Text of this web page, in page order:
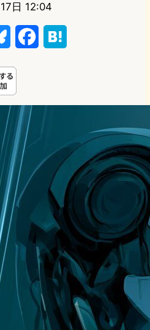
日 12:04
u
e
s
k
y
e
e
a